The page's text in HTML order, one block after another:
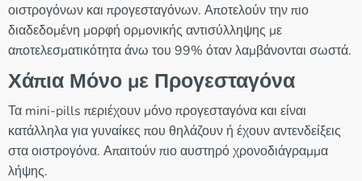
οιστρογόνων και προγεσταγόνων. Αποτελούν την πιο
διαδεδομένη μορφή ορμονικής αντισύλληψης με
αποτελεσματικότητα άνω του 99% όταν λαμβάνονται σωστά.
Χάπια Μόνο με Προγεσταγόνα
Τα mini-pills περιέχουν μόνο προγεσταγόνα και είναι
κατάλληλα για γυναίκες που θηλάζουν ή έχουν αντενδείξεις
στα οιστρογόνα. Απαιτούν πιο αυστηρό χρονοδιάγραμμα
λήψης.